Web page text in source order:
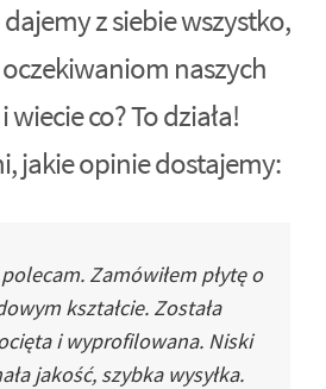
z siebie wszystko,
naszych
wiecie co? To działa!
jakie opinie dostajemy:
Zamówiłem płytę o
kształcie. Została
i wyprofilowana. Niski
jakość, szybka wysyłka.